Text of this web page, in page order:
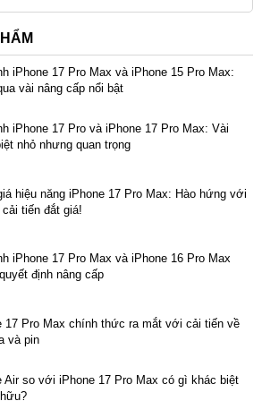
là dấu ấn thẩm mỹ nổi bật nhất,
kế cụm camera vuông truyền
trải ngang thân máy không chỉ tạo
mạnh mẽ mà còn cho phép Apple
lớn hơn và hệ thống quang học
là minh chứng cho việc hình thức
một cách hoàn hảo.
iPhone 17 Pro Max và iPhone 15 Pro Max:
vài nâng cấp nổi bật
iPhone 17 Pro và iPhone 17 Pro Max: Vài
nhỏ nhưng quan trọng
hiệu năng iPhone 17 Pro Max: Hào hứng với
tiến đắt giá!
iPhone 17 Pro Max và iPhone 16 Pro Max
định nâng cấp
17 Pro Max chính thức ra mắt với cải tiến về
và pin
Air so với iPhone 17 Pro Max có gì khác biệt